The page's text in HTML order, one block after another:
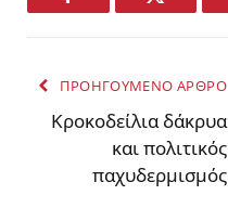
Facebook Twitter
ΠΡΟΗΓΟΥΜΕΝΟ ΑΡΘΡΟ
Κροκοδείλια δάκρυα
και πολιτικός
παχυδερμισμός